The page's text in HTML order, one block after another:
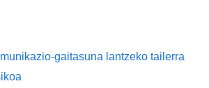
gaitasuna lantzeko tailerra